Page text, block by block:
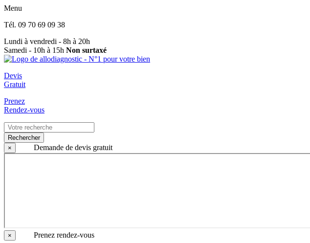
Menu
Tél. 09 70 69 09 38
Lundi à vendredi - 8h à 20h
Samedi - 10h à 15h Non surtaxé
Devis
Gratuit
Prenez
Rendez-vous
Rechercher
×
Demande de devis gratuit
× Prenez rendez-vous